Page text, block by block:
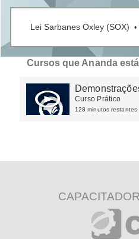
Lei Sarbanes Oxley (SOX) •
Cursos que Ananda
Curso Prático
128 minutos restantes